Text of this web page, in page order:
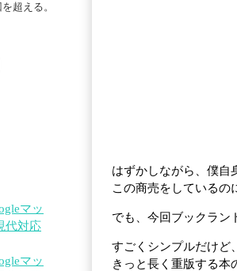
超える。
マッ
代対応
マッ
はずかしながら、僕自
この商売をしているの
でも、今回ブックラン
すごくシンプルだけど
きっと長く重版する本